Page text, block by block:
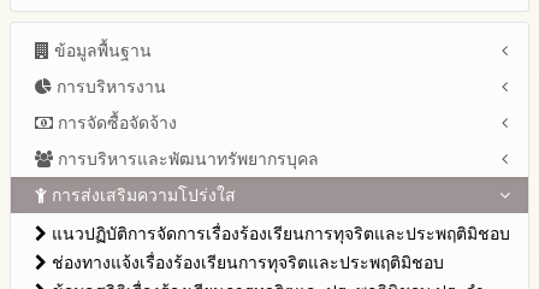
ข้อมูลพื้นฐาน
โครงสร้าง หน้าที่และอำนาจ
ข้อมูลผู้บริหาร
ข้อมูลการติดต่อและ ช่องทางการสอบถาม
ระเบียบ / กฎหมายที่เกี่ยวข้อง
นโยบายคุ้มครองข้อมูลส่วนบุคคล
ข่าวประชาสัมพันธ์
ข่าวสารพัฒนาสำนักงานเกี่ยวข้องกับแนวทางส่งเสริมความ
การบริหารงาน
แผนยุทธศาสตร์หรือแผนพัฒนาสำนักงานเขตพื้นที่การศึกษา
แผนและความก้าวหน้าในการดำเนินงานและการใช้งบประมาณ
ประจำปีงบประมาณ
ปีงบประมาณ 2569
ปีงบประมาณ 2568
ปีงบประมาณ 2567
การจัดซื้อจัดจ้าง
สรุปผลการจัดซื้อจัดจ้างหรือการจัดหาพัสดุรายเดือน ประจำ
ปีงบประมาณ พ.ศ.2569(แบบ สขร.1)
รายงานผลการจัดซื้อจัดจ้างหรือการจัดหาพัสดุของสำนักงานเขต
พื้นที่การศึกษาประจำปีงบประมาณ พ.ศ. 2568
รายการการจัดซื้อจัดจ้างหรือการจัดหาพัสดุและความก้าวหน้าการ
การบริหารและพัฒนาทรัพยากรบุคล
หลักเกณฑ์และแผนการบริหารและพัฒนาทรัพยากรบุคลล ประจำ
ปีงบประมาณ พ.ศ.2569
รายงานผลการบริหารและพัฒนาทรัพยากรบุคคลประจำ
ปีงบประมาณ
การส่งเสริมความโปร่งใส
แนวปฏิบัติการจัดการเรื่องร้องเรียนการทุจริตและประพฤติมิชอบ
ช่องทางแจ้งเรื่องร้องเรียนการทุจริตและประพฤติมิชอบ